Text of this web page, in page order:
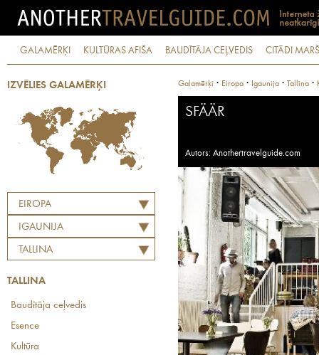
GALAMĒRĶI KULTŪRAS AFIŠA BAUDĪTĀJA CEĻVEDIS CITĀDI
IZVĒLIES GALAMĒRĶI
EIROPA
IGAUNIJA
TALLINA
TALLINA
Baudītāja ceļvedis
Esence
Kultūra
Galamērķi · Eiropa · Igaunija · Tallina ·
SFÄÄR
Autors: Anothertravelguide.com